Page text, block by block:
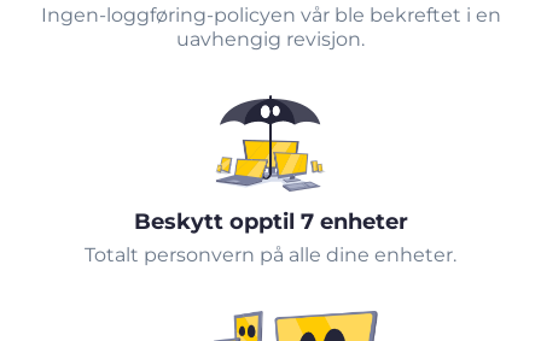
Ingen-loggføring-policyen vår ble bekreftet i en
uavhengig revisjon.
Beskytt opptil 7 enheter
Totalt personvern på alle dine enheter.